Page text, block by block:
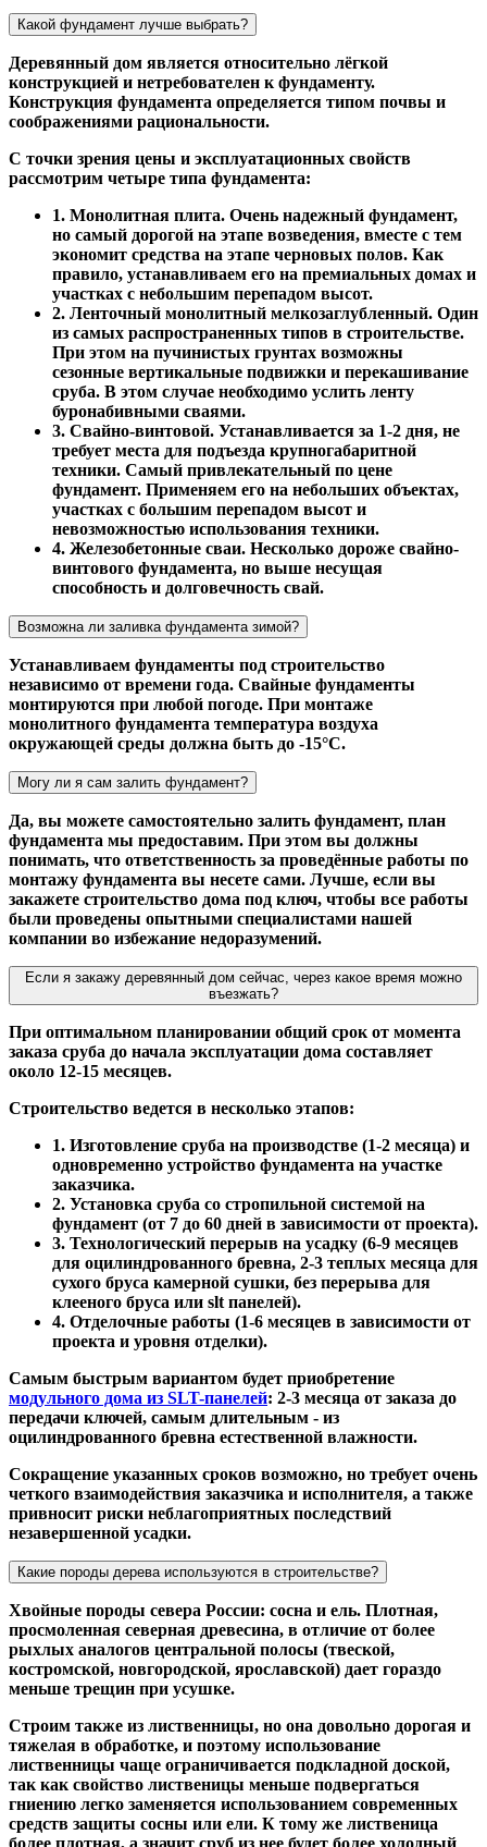
Какой фундамент лучше выбрать?
Деревянный дом является относительно лёгкой
конструкцией и нетребователен к фундаменту.
Конструкция фундамента определяется типом почвы и
соображениями рациональности.
С точки зрения цены и эксплуатационных свойств
рассмотрим четыре типа фундамента:
1. Монолитная плита. Очень надежный фундамент,
но самый дорогой на этапе возведения, вместе с тем
экономит средства на этапе черновых полов. Как
правило, устанавливаем его на премиальных домах и
участках с небольшим перепадом высот.
2. Ленточный монолитный мелкозаглубленный. Один
из самых распространенных типов в строительстве.
При этом на пучинистых грунтах возможны
сезонные вертикальные подвижки и перекашивание
сруба. В этом случае необходимо услить ленту
буронабивными сваями.
3. Свайно-винтовой. Устанавливается за 1-2 дня, не
требует места для подъезда крупногабаритной
техники. Самый привлекательный по цене
фундамент. Применяем его на небольших объектах,
участках с большим перепадом высот и
невозможностью использования техники.
4. Железобетонные сваи. Несколько дороже свайно-
винтового фундамента, но выше несущая
способность и долговечность свай.
Возможна ли заливка фундамента зимой?
Устанавливаем фундаменты под строительство
независимо от времени года. Свайные фундаменты
монтируются при любой погоде. При монтаже
монолитного фундамента температура воздуха
окружающей среды должна быть до -15°С.
Могу ли я сам залить фундамент?
Да, вы можете самостоятельно залить фундамент, план
фундамента мы предоставим. При этом вы должны
понимать, что ответственность за проведённые работы по
монтажу фундамента вы несете сами. Лучше, если вы
закажете строительство дома под ключ, чтобы все работы
были проведены опытными специалистами нашей
компании во избежание недоразумений.
Если я закажу деревянный дом сейчас, через какое время можно
въезжать?
При оптимальном планировании общий срок от момента
заказа сруба до начала эксплуатации дома составляет
около 12-15 месяцев.
Строительство ведется в несколько этапов:
1. Изготовление сруба на производстве (1-2 месяца) и
одновременно устройство фундамента на участке
заказчика.
2. Установка сруба со стропильной системой на
фундамент (от 7 до 60 дней в зависимости от проекта).
3. Технологический перерыв на усадку (6-9 месяцев
для оцилиндрованного бревна, 2-3 теплых месяца для
сухого бруса камерной сушки, без перерыва для
клееного бруса или slt панелей).
4. Отделочные работы (1-6 месяцев в зависимости от
проекта и уровня отделки).
Самым быстрым вариантом будет приобретение
модульного дома из SLT-панелей: 2-3 месяца от заказа до
передачи ключей, самым длительным - из
оцилиндрованного бревна естественной влажности.
Сокращение указанных сроков возможно, но требует очень
четкого взаимодействия заказчика и исполнителя, а также
привносит риски неблагоприятных последствий
незавершенной усадки.
Какие породы дерева используются в строительстве?
Хвойные породы севера России: сосна и ель. Плотная,
просмоленная северная древесина, в отличие от более
рыхлых аналогов центральной полосы (твеской,
костромской, новгородской, ярославской) дает гораздо
меньше трещин при усушке.
Строим также из лиственницы, но она довольно дорогая и
тяжелая в обработке, и поэтому использование
лиственницы чаще ограничивается подкладной доской,
так как свойство лиственицы меньше подвергаться
гниению легко заменяется использованием современных
средств защиты сосны или ели. К тому же лиственица